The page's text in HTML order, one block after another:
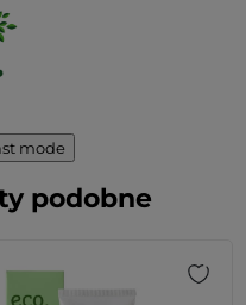
mode
podobne